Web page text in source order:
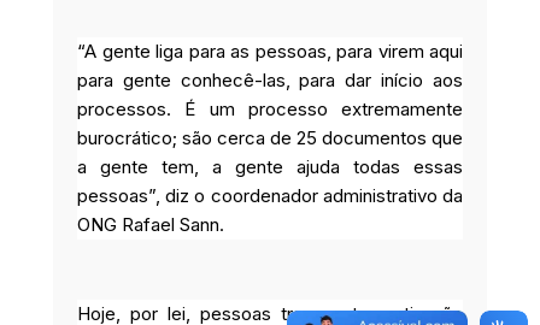
“A gente liga para as pessoas, para virem aqui
para gente conhecê-las, para dar início aos
processos. É um processo extremamente
burocrático; são cerca de 25 documentos que
a gente tem, a gente ajuda todas essas
pessoas”, diz o coordenador administrativo da
ONG Rafael Sann.
Hoje, por lei, pessoas trans e travestis não